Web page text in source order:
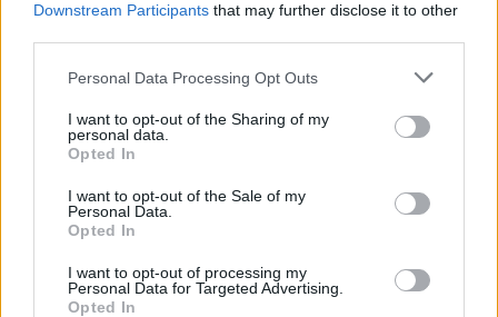
Downstream Participants that may further disclose it to other
Please note that this website/app uses one or more Google
not limited to your visit or usage behaviour. You may click to
grant or deny consent to Google and its third-party tags to
use your data for below specified purposes in below Google
consent section.
Personal Data Processing Opt Outs
I want to opt-out of the Sharing of my
personal data.
Opted In
I want to opt-out of the Sale of my
Personal Data.
Opted In
I want to opt-out of processing my
Personal Data for Targeted Advertising.
Opted In
5 marzo, 2020
Los consumidores
confianza en Toyota
5 marzo, 2020
El coste total de las llamadas a
revisión de Toyota rondará los
4 marzo, 2020